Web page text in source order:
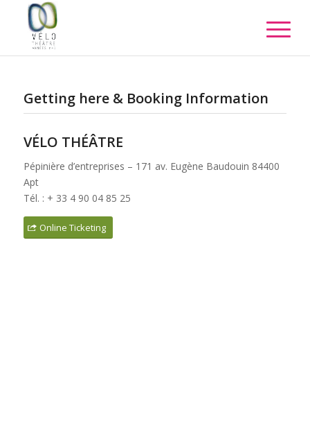
Getting here & Booking Information
VÉLO THÉÂTRE
Pépinière d’entreprises – 171 av. Eugène Baudouin 84400
Apt
Tél. : + 33 4 90 04 85 25
Online Ticketing